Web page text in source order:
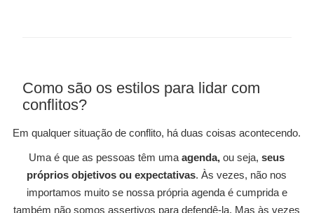
Como são os estilos para lidar com
conflitos?
Em qualquer situação de conflito, há duas coisas acontecendo.
Uma é que as pessoas têm umaagenda,ou seja, seus
próprios objetivos ou expectativas. Às vezes, não nos
importamos muito se nossa própria agenda é cumprida e
também não somos assertivos para defendê-la. Mas às vezes